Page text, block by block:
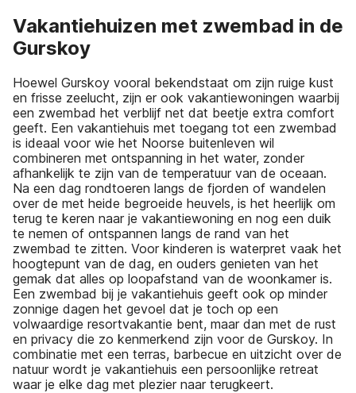
Vakantiehuizen met zwembad in de
Gurskoy
Hoewel Gurskoy vooral bekendstaat om zijn ruige kust
en frisse zeelucht, zijn er ook vakantiewoningen waarbij
een zwembad het verblijf net dat beetje extra comfort
geeft. Een vakantiehuis met toegang tot een zwembad
is ideaal voor wie het Noorse buitenleven wil
combineren met ontspanning in het water, zonder
afhankelijk te zijn van de temperatuur van de oceaan.
Na een dag rondtoeren langs de fjorden of wandelen
over de met heide begroeide heuvels, is het heerlijk om
terug te keren naar je vakantiewoning en nog een duik
te nemen of ontspannen langs de rand van het
zwembad te zitten. Voor kinderen is waterpret vaak het
hoogtepunt van de dag, en ouders genieten van het
gemak dat alles op loopafstand van de woonkamer is.
Een zwembad bij je vakantiehuis geeft ook op minder
zonnige dagen het gevoel dat je toch op een
volwaardige resortvakantie bent, maar dan met de rust
en privacy die zo kenmerkend zijn voor de Gurskoy. In
combinatie met een terras, barbecue en uitzicht over de
natuur wordt je vakantiehuis een persoonlijke retreat
waar je elke dag met plezier naar terugkeert.